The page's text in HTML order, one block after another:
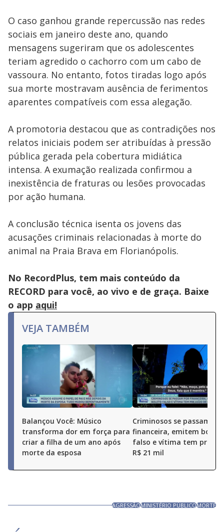
O caso ganhou grande repercussão nas redes
sociais em janeiro deste ano, quando
mensagens sugeriram que os adolescentes
teriam agredido o cachorro com um cabo de
vassoura. No entanto, fotos tiradas logo após
sua morte mostravam ausência de ferimentos
aparentes compatíveis com essa alegação.
A promotoria destacou que as contradições nos
relatos iniciais podem ser atribuídas à pressão
pública gerada pela cobertura midiática
intensa. A exumação realizada confirmou a
inexistência de fraturas ou lesões provocadas
por ação humana.
A conclusão técnica isenta os jovens das
acusações criminais relacionadas à morte do
animal na Praia Brava em Florianópolis.
No RecordPlus, tem mais conteúdo da
RECORD para você, ao vivo e de graça. Baixe
o app aqui!
VEJA TAMBÉM
Balançou Você: Músico
transforma dor em força para
criar a filha de um ano após
morte da esposa
Criminosos se passam por
financeira, emitem boleto
falso e vítima tem
R$ 21 mil
AGRESSÃOMINISTÉRIO PÚBLICOMORTE